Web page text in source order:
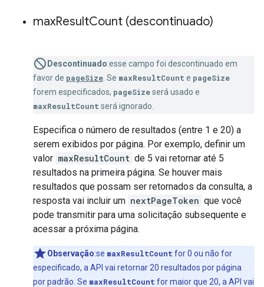
maxResultCount (descontinuado)
Descontinuado:esse campo foi descontinuado em
favor de pageSize . Se maxResultCount e pageSize
forem especificados, pageSizeserá usado e
maxResultCount será ignorado.
Especifica o número de resultados (entre 1 e 20) a
serem exibidos por página. Por exemplo, definir um
valor maxResultCount de 5 vai retornar até 5
resultados na primeira página. Se houver mais
resultados que possam ser retornados da consulta, a
resposta vai incluir um nextPageToken que você
pode transmitir para uma solicitação subsequente e
acessar a próxima página.
Observação:se maxResultCount for 0 ou não for
especificado, a API vai retornar 20 resultados por página
por padrão. Se maxResultCount for maior que 20, a API vai